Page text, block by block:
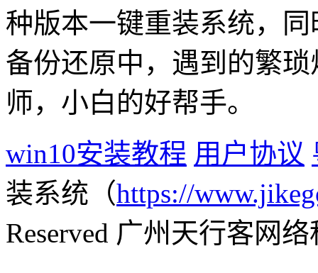
种版本一键重装系统，
备份还原中，遇到的繁
师，小白的好帮手。
win10安装教程 用户协议
装系统（https://
Reserved 广州天行客网